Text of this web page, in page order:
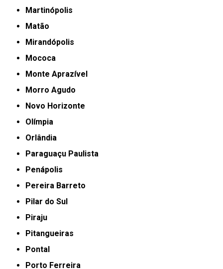
Martinópolis
Matão
Mirandópolis
Mococa
Monte Aprazível
Morro Agudo
Novo Horizonte
Olímpia
Orlândia
Paraguaçu Paulista
Penápolis
Pereira Barreto
Pilar do Sul
Piraju
Pitangueiras
Pontal
Porto Ferreira